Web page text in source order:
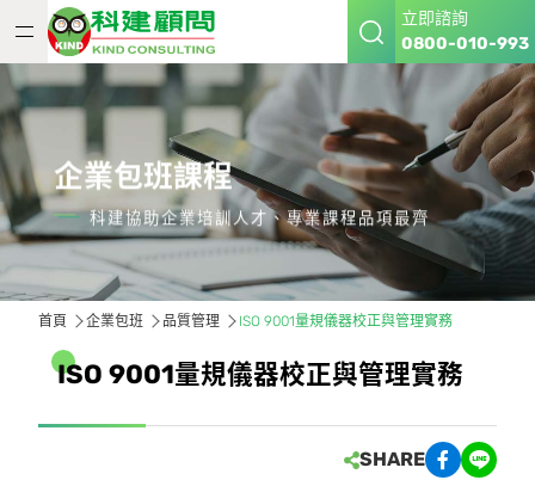
立即諮詢
0800-010-993
企業包班課程
科建協助企業培訓人才、專業課程品項最齊
首頁 企業包班 品質管理 ISO 9001量規儀器校正與管理實務
ISO 9001量規儀器校正與管理實務
SHARE